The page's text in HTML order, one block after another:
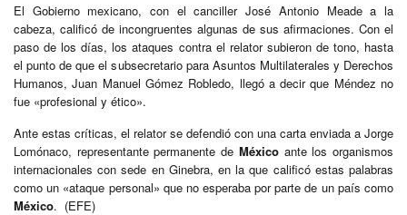
El Gobierno mexicano, con el canciller José Antonio Meade a la
cabeza, calificó de incongruentes algunas de sus afirmaciones. Con el
paso de los días, los ataques contra el relator subieron de tono, hasta
el punto de que el subsecretario para Asuntos Multilaterales y Derechos
Humanos, Juan Manuel Gómez Robledo, llegó a decir que Méndez no
fue «profesional y ético».
Ante estas críticas, el relator se defendió con una carta enviada a Jorge
Lomónaco, representante permanente de Méxicoante los organismos
internacionales con sede en Ginebra, en la que calificó estas palabras
como un «ataque personal» que no esperaba por parte de un país como
México. (EFE)